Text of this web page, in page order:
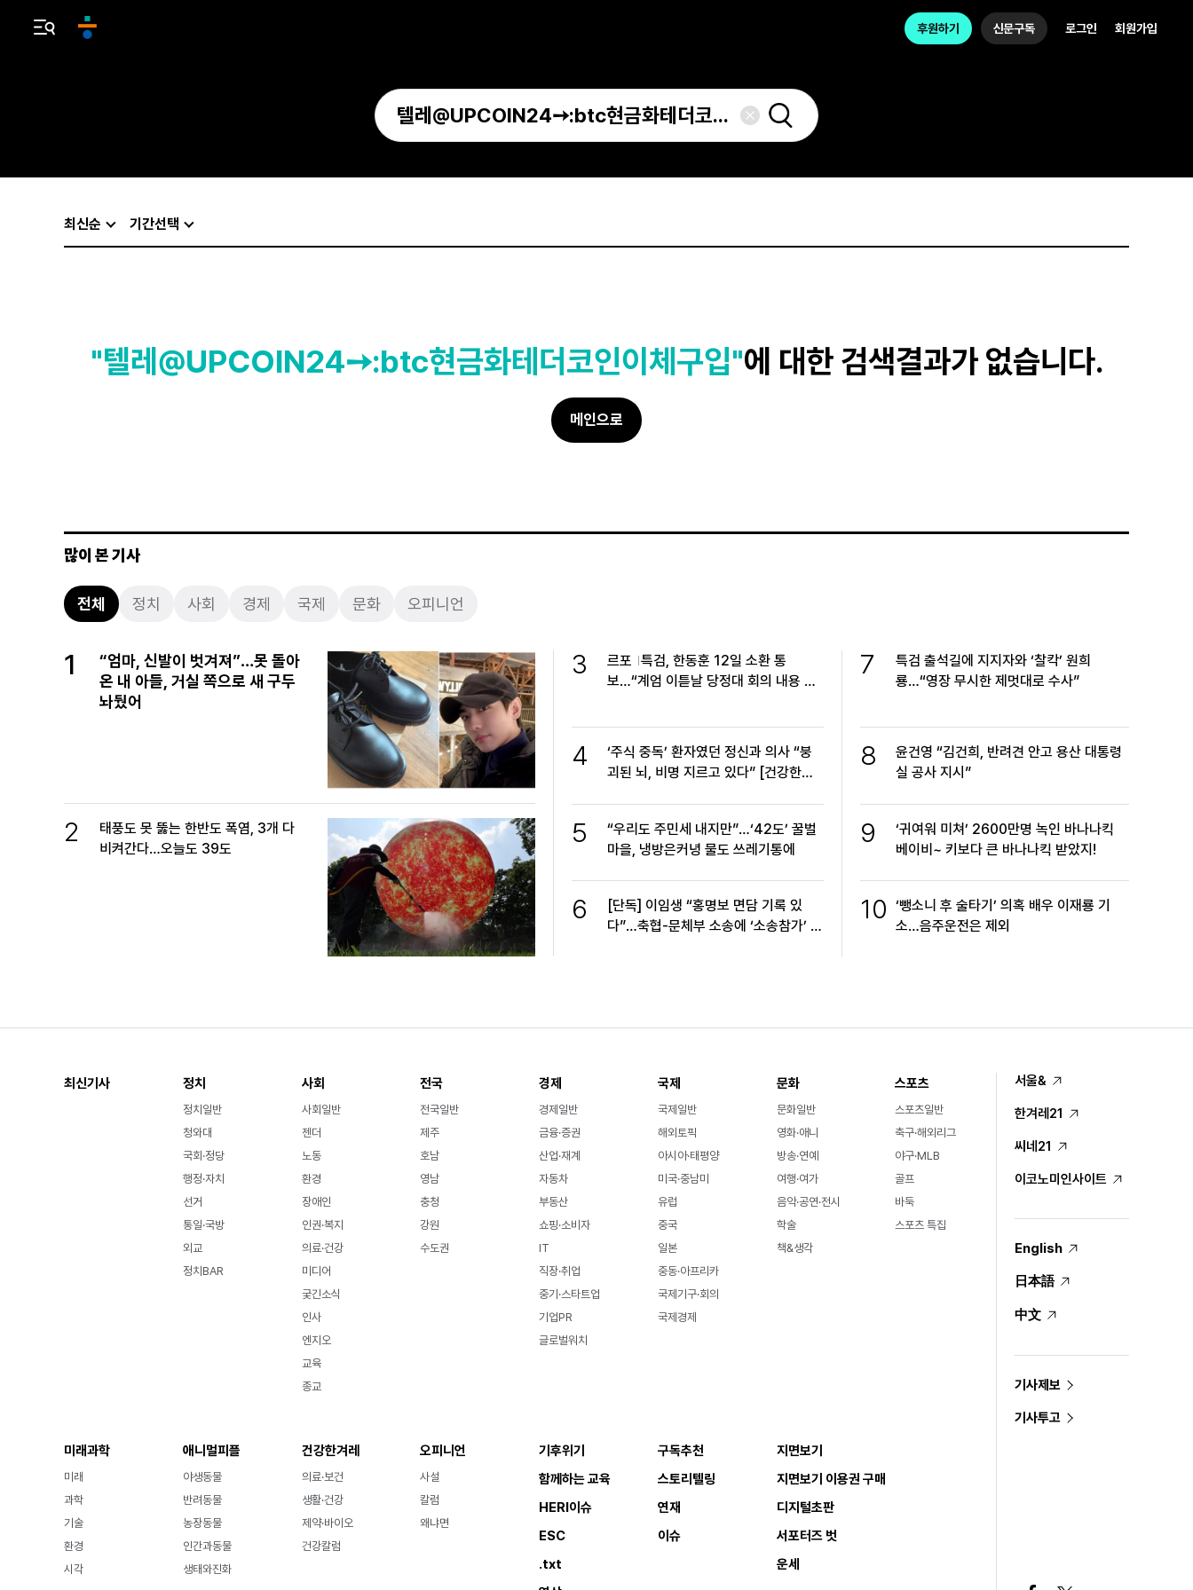
후원하기 신문구독 로그인 회원가입
최신순 기간선택
"텔레@UPCOIN24➙:btc현금화테더코인이체구입"에 대한 검색결과가 없습니다.
메인으로
많이 본 기사
전체 정치 사회 경제 국제 문화 오피니언
1
“엄마, 신발이 벗겨져”…못 돌아
온 내 아들, 거실 쪽으로 새 구두
놔뒀어
2
태풍도 못 뚫는 한반도 폭염, 3개 다
비켜간다…오늘도 39도
3 르포 특검, 한동훈 12일 소환 통
보…“계엄 이튿날 당정대 회의 내용 확
4
‘주식 중독’ 환자였던 정신과 의사 “붕
괴된 뇌, 비명 지르고 있다” [건강한겨
5
“우리도 주민세 내지만”…‘42도’ 꿀벌
마을, 냉방은커녕 물도 쓰레기통에
6
[단독] 이임생 “홍명보 면담 기록 있
다”…축협-문체부 소송에 ‘소송참가’ 신
7
특검 출석길에 지지자와 ‘찰칵’ 원희
룡…“영장 무시한 제멋대로 수사”
8
윤건영 “김건희, 반려견 안고 용산 대통령
실 공사 지시”
9
‘귀여워 미쳐’ 2600만명 녹인 바나나킥
베이비~ 키보다 큰 바나나킥 받았지!
10 ‘뺑소니 후 술타기’ 의혹 배우 이재룡 기
소…음주운전은 제외
최신기사 정치
정치일반
청와대
국회·정당
행정·자치
선거
통일·국방
외교
정치BAR
사회
사회일반
젠더
노동
환경
장애인
인권·복지
의료·건강
미디어
궂긴소식
인사
엔지오
교육
종교
전국
전국일반
제주
호남
영남
충청
강원
수도권
경제
경제일반
금융·증권
산업·재계
자동차
부동산
쇼핑·소비자
IT
직장·취업
중기·스타트업
기업PR
글로벌워치
국제
국제일반
해외토픽
아시아·태평양
미국·중남미
유럽
중국
일본
중동·아프리카
국제기구·회의
국제경제
문화
문화일반
영화·애니
방송·연예
여행·여가
음악·공연·전시
학술
책&생각
스포츠
스포츠일반
축구·해외리그
야구·MLB
골프
바둑
스포츠 특집
미래과학
미래
과학
기술
환경
시각
애니멀피플
야생동물
반려동물
농장동물
인간과동물
생태와진화
건강한겨레
의료·보건
생활·건강
제약·바이오
건강칼럼
오피니언
사설
칼럼
왜냐면
기후위기
함께하는 교육
HERI이슈
ESC
.txt
구독추천
스토리텔링
연재
이슈
지면보기
지면보기 이용권 구매
디지털초판
서포터즈 벗
운세
서울&
한겨레21
씨네21
이코노미인사이트
English
日本語
中文
기사제보
기사투고